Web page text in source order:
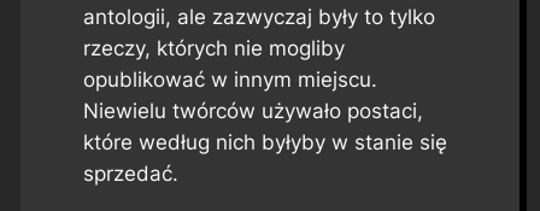
antologii, ale zazwyczaj były to tylko
rzeczy, których nie mogliby
opublikować w innym miejscu.
Niewielu twórców używało postaci,
które według nich byłyby w stanie się
sprzedać.